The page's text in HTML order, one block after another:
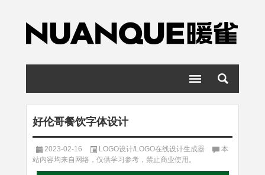
好伦哥餐饮字体设计
2023-02-16 LOGO设计/LOGO在线设计生成器
本
站内容均来自网络，仅供学习参考，禁止商业使用。